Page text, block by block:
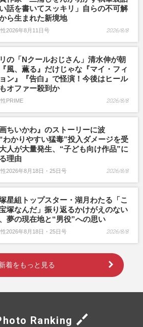
い話を書いてスッキリ」自らの不可解
ら生まれた新境地
2026年8月11日号 2026/8/8
の「Nクールおじさん」清水伸が朝
風、薫る』だけじゃな『マイ・フィ
ン』『告白』で怪演！今後はヒール
オファー殺到か
PRIME 2026/8/8
画ちいかわ』のストーリーに波
わかりやすい猛毒”投入ダメージを受
人が大量発生、“子ども向け作品”に
理由
2026年8月18日・25日号 2026/8/8
星組トップスター・湖月わたる「こ
塚なんだ」振り返るかけがえのない
夢の現在地と“男役”への思い
2026年8月18日・25日号 2026/8/8
着をもっと見る
Ranking